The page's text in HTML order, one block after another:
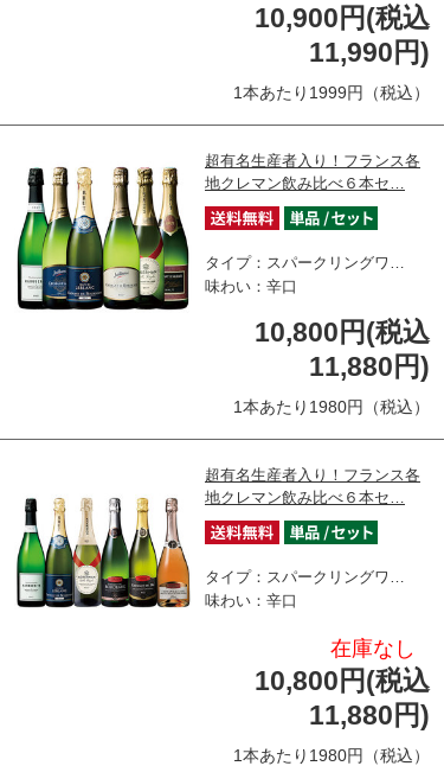
10,900円(税込
11,990円)
1本あたり1999円（税込）
超有名生産者入り！フランス各
地クレマン飲み比べ６本セ…
タイプ：スパークリングワ…
味わい：辛口
10,800円(税込
11,880円)
1本あたり1980円（税込）
超有名生産者入り！フランス各
地クレマン飲み比べ６本セ…
タイプ：スパークリングワ…
味わい：辛口
在庫なし
10,800円(税込
11,880円)
1本あたり1980円（税込）